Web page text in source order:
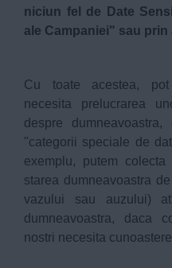
niciun fel de Date
ale Campaniei" sau prin
Cu toate acestea,
necesita prelucrarea
despre
"categorii speciale de
exemplu, putem
starea dumneavoastra
vazului sau auzului)
dumneavoastra, daca
nostri necesita